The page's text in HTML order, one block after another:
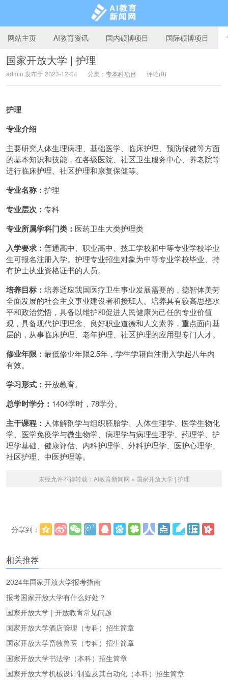
AI教育新闻网
网站主页 AI教育资讯 国内硕博项目 国际硕博项目
国家开放大学 | 护理
admin 发布于 2023-12-04 分类： 专本科项目 评论(0)
护理
专业介绍
主要研究人体生理病理、基础医学、临床护理、预防保健等方面
的基本知识和技能，在各级医院、社区卫生服务中心、养老院等
进行临床护理、社区护理和康复保健等。
专业名称： 护理
专业层次： 专科
专业所属学科门类： 医药卫生大类护理类
入学要求： 普通高中、职业高中、技工学校和中等专业学校毕业
生可报名注册入学。护理专业招生对象为中等专业学校毕业、持
有护士执业资格证书的人员。
培养目标： 培养适应我国医疗卫生事业发展需要的，德智体美劳
全面发展的社会主义事业建设者和接班人。培养具有较高思想水
平和政治觉悟，具备以维护和促进人民健康为己任的专业价值
观，具备现代护理理念、良好职业道德和人文素养，重点面向基
层的，从事临床护理、老年护理、社区护理的应用型专门人才。
修业年限： 最低修业年限2.5年，学生学籍自注册入学起八年内
有效。
学习形式： 开放教育。
总学时学分： 1404学时，78学分。
主干课程： 人体解剖学与组织胚胎学、人体生理学、医学生物化
学、医学免疫学与微生物学、病理学与病理生理学、药理学、护
理学基础、健康评估、内科护理学、外科护理学、医护心理学、
社区护理、中医护理等。
未经允许不得转载： AI教育新闻网 » 国家开放大学 | 护理
分享到：
相关推荐
2024年国家开放大学报考指南
报考国家开放大学有什么好处？
国家开放大学 | 开放教育常见问题
国家开放大学酒店管理（专科）招生简章
国家开放大学畜牧兽医（专科）招生简章
国家开放大学书法学（本科）招生简章
国家开放大学机械设计制造及其自动化（本科）招生简章